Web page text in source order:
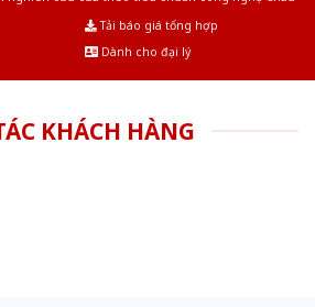
Tải báo giá tổng hợp
Dành cho đại lý
KHÁCH HÀNG